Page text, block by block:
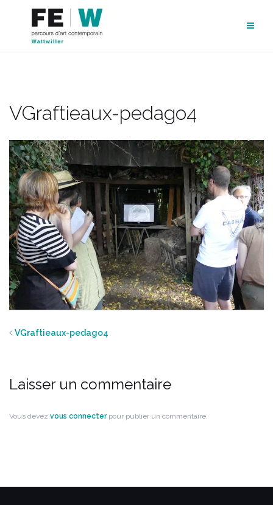
contenu
VGraftieaux-pedago4
VGraftieaux-pedago4
Laisser un commentaire
Vous devez vous connecterpour publier un commentaire.